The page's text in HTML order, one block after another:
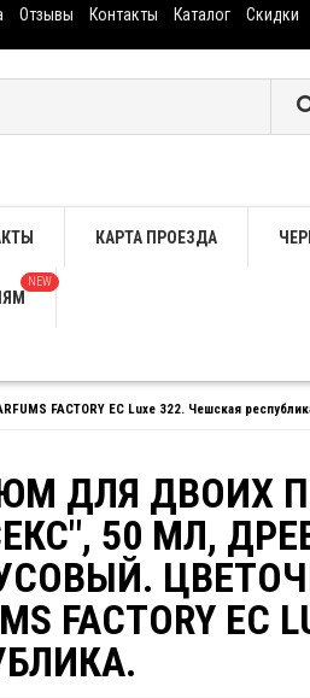
Отзывы Контакты Каталог Скидки
КАРТА ПРОЕЗДА
NEW
FACTORY EC Luxe 322. Чешская
ДЛЯ ДВОИХ
50 МЛ,
FACTORY